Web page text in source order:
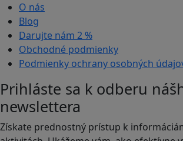
O nás
Blog
Darujte nám 2 %
Obchodné podmienky
Podmienky ochrany osobných
Prihláste sa k odberu
newslettera
Získate prednostný prístup k